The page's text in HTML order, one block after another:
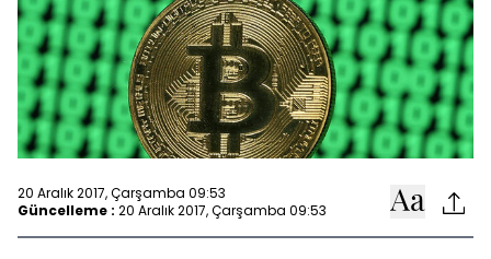
20 Aralık 2017, Çarşamba 09:53
Güncelleme : 20 Aralık 2017, Çarşamba 09:53